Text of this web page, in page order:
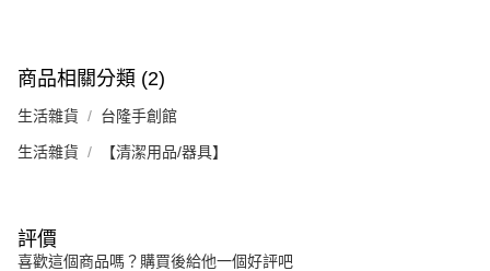
商品相關分類 (2)
生活雜貨 台隆手創館
生活雜貨 【清潔用品/器具】
評價
喜歡這個商品嗎？購買後給他一個好評吧